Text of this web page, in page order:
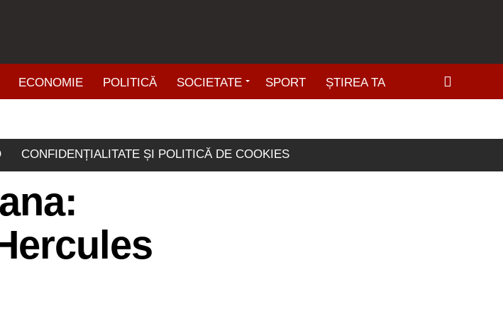
ECONOMIE POLITICĂ SOCIETATE SPORT ȘTIREA TA
CONFIDENȚIALITATE ȘI POLITICĂ DE COOKIES